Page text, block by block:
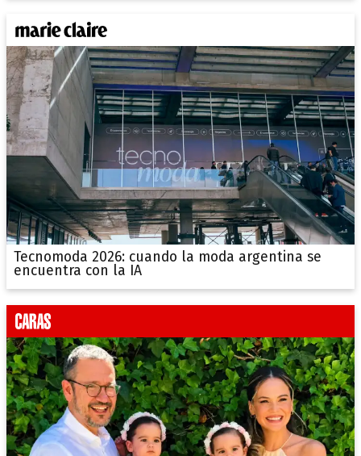
Tecnomoda 2026: cuando la moda argentina se
encuentra con la IA